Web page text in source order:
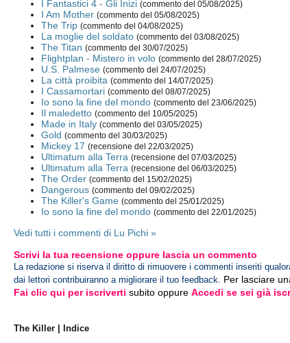
I Fantastici 4 - Gli Inizi (commento del 05/08/2025)
I Am Mother (commento del 05/08/2025)
The Trip (commento del 04/08/2025)
La moglie del soldato (commento del 03/08/2025)
The Titan (commento del 30/07/2025)
Flightplan - Mistero in volo (commento del 28/07/2025)
U.S. Palmese (commento del 24/07/2025)
La città proibita (commento del 14/07/2025)
I Cassamortari (commento del 08/07/2025)
Io sono la fine del mondo (commento del 23/06/2025)
Il maledetto (commento del 10/05/2025)
Made in Italy (commento del 03/05/2025)
Gold (commento del 30/03/2025)
Mickey 17 (recensione del 22/03/2025)
Ultimatum alla Terra (recensione del 07/03/2025)
Ultimatum alla Terra (recensione del 06/03/2025)
The Order (commento del 15/02/2025)
Dangerous (commento del 09/02/2025)
The Killer's Game (commento del 25/01/2025)
Io sono la fine del mondo (commento del 22/01/2025)
Vedi tutti i commenti di Lu Pichi »
Scrivi la tua recensione oppure lascia un commento
La redazione si riserva il diritto di rimuovere i commenti inseriti
dai lettori contribuiranno a migliorare il tuo feedback. Per lasciare
Fai clic qui per iscriverti subito oppureAccedi se sei già
The Killer | Indice